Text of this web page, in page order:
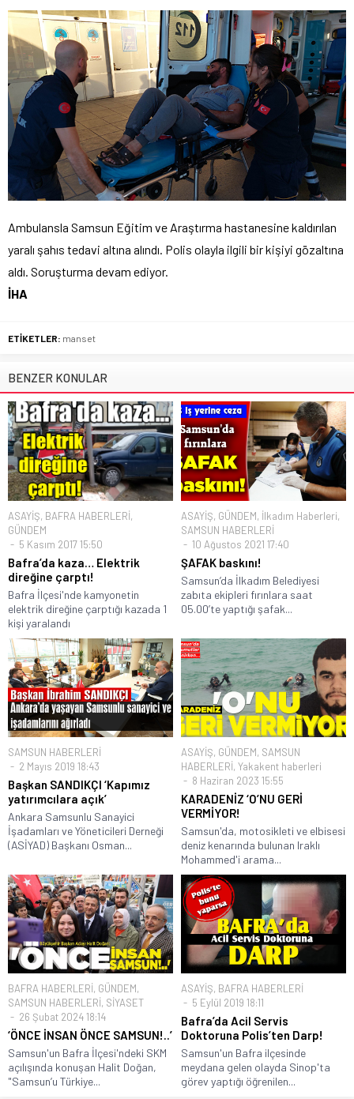
Ambulansla Samsun Eğitim ve Araştırma hastanesine kaldırılan
yaralı şahıs tedavi altına alındı. Polis olayla ilgili bir kişiyi gözaltına
aldı. Soruşturma devam ediyor.
İHA
ETİKETLER: manset
BENZER KONULAR
ASAYİŞ, BAFRA HABERLERİ,
GÜNDEM
5 Kasım 2017 15:50
Bafra’da kaza… Elektrik
direğine çarptı!
Bafra İlçesi'nde kamyonetin
elektrik direğine çarptığı kazada 1
kişi yaralandı
ASAYİŞ, GÜNDEM, İlkadım Haberleri,
SAMSUN HABERLERİ
10 Ağustos 2021 17:40
ŞAFAK baskını!
Samsun’da İlkadım Belediyesi
zabıta ekipleri fırınlara saat
05.00’te yaptığı şafak...
SAMSUN HABERLERİ
2 Mayıs 2019 18:43
Başkan SANDIKÇI ‘Kapımız
yatırımcılara açık’
Ankara Samsunlu Sanayici
İşadamları ve Yöneticileri Derneği
(ASİYAD) Başkanı Osman...
ASAYİŞ, GÜNDEM, SAMSUN
HABERLERİ, Yakakent haberleri
8 Haziran 2023 15:55
KARADENİZ ‘O’NU GERİ
VERMİYOR!
Samsun'da, motosikleti ve elbisesi
deniz kenarında bulunan Iraklı
Mohammed'i arama...
BAFRA HABERLERİ, GÜNDEM,
SAMSUN HABERLERİ, SİYASET
26 Şubat 2024 18:14
‘ÖNCE İNSAN ÖNCE SAMSUN!..’
Samsun'un Bafra İlçesi'ndeki SKM
açılışında konuşan Halit Doğan,
"Samsun’u Türkiye...
ASAYİŞ, BAFRA HABERLERİ
5 Eylül 2019 18:11
Bafra’da Acil Servis
Doktoruna Polis’ten Darp!
Samsun'un Bafra ilçesinde
meydana gelen olayda Sinop'ta
görev yaptığı öğrenilen...